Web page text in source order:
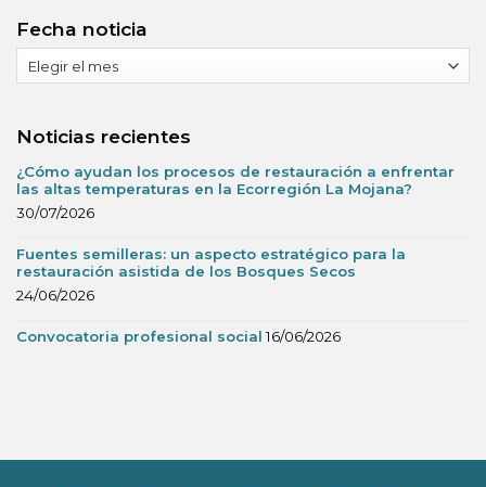
Fecha noticia
noticia
Noticias recientes
¿Cómo ayudan los procesos de restauración a enfrentar
las altas temperaturas en la Ecorregión La Mojana?
30/07/2026
Fuentes semilleras: un aspecto estratégico para la
restauración asistida de los Bosques Secos
24/06/2026
Convocatoria profesional social 16/06/2026